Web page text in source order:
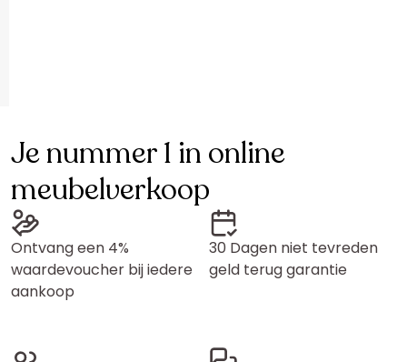
Je nummer 1 in online
meubelverkoop
Ontvang een 4%
waardevoucher bij iedere
aankoop
30 Dagen niet tevreden
geld terug garantie